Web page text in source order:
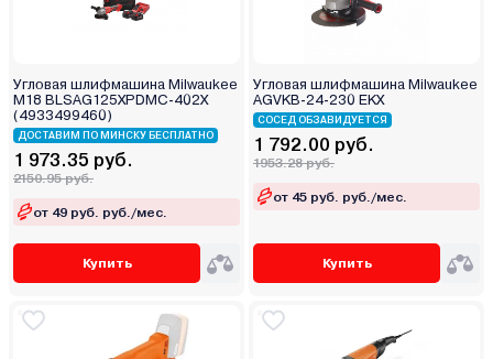
Угловая шлифмашина Milwaukee
M18 BLSAG125XPDMC-402X
(4933499460)
ДОСТАВИМ ПО МИНСКУ БЕСПЛАТНО
1 973.35 руб.
2150.95 руб.
от 49 руб. руб./мес.
Купить
Угловая шлифмашина Milwaukee
AGVKB-24-230 EKX
СОСЕД ОБЗАВИДУЕТСЯ
1 792.00 руб.
1953.28 руб.
от 45 руб. руб./мес.
Купить